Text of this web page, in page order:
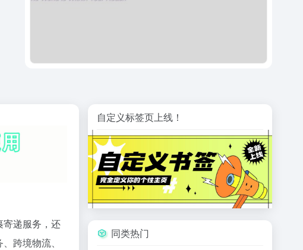
寄递服务，还
跨境物流、
自定义标签页上线！
同类热门